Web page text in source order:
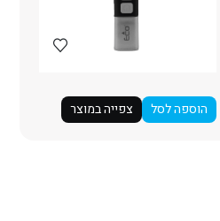
הוספה לסל צפייה במוצר